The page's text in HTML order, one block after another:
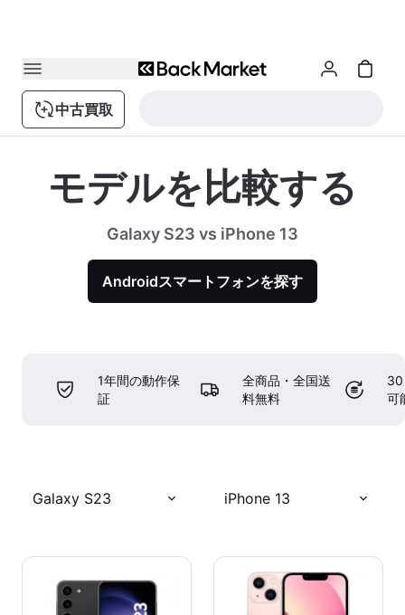
中古買取
モデルを比較する
Galaxy S23 vs iPhone 13
Androidスマートフォンを探す
1年間の動作保
証
全商品・全国送
料無料
30
可
Galaxy S23 iPhone 13